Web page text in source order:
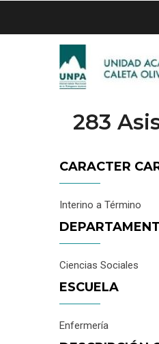
283
CARACTER
Interino a Término
Ciencias Sociales
ESCUELA
Enfermería